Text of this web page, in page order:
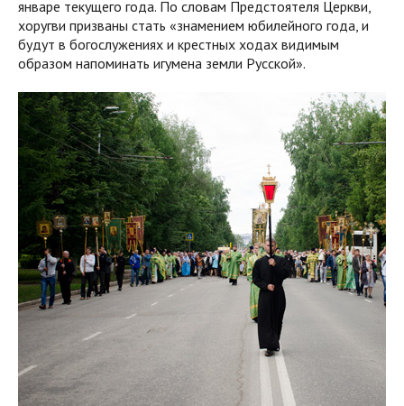
январе текущего года. По словам Предстоятеля Церкви,
хоругви призваны стать «знамением юбилейного года, и
будут в богослужениях и крестных ходах видимым
образом напоминать игумена земли Русской».